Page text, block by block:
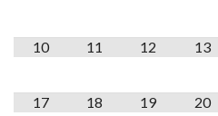
10 11 12 13
17 18 19 20